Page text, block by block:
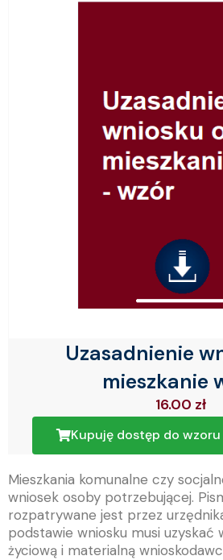
Uzasadnienie
mieszkanie
16.00 zł
Kupuję dostęp do wzoru
Mieszkania komunalne czy
wniosek osoby potrzebującej.
rozpatrywane jest przez
podstawie wniosku musi uzyskać
życiową i materialną